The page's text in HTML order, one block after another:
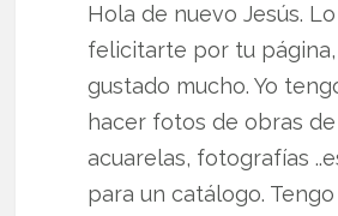
Hola de nuevo Jesús.
felicitarte por tu página,
gustado mucho. Yo
hacer fotos de obras
acuarelas, fotografías
para un catálogo. Tengo